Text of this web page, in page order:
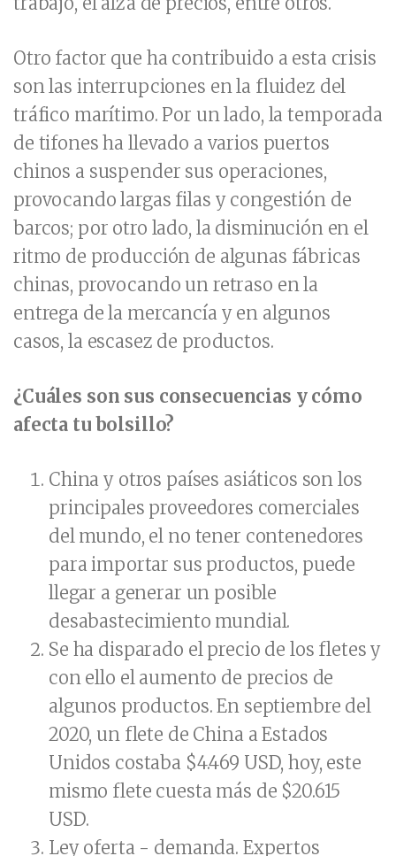
Otro factor que ha contribuido a esta crisis
son las interrupciones en la fluidez del
tráfico marítimo. Por un lado, la temporada
de tifones ha llevado a varios puertos
chinos a suspender sus operaciones,
provocando largas filas y congestión de
barcos; por otro lado, la disminución en el
ritmo de producción de algunas fábricas
chinas, provocando un retraso en la
entrega de la mercancía y en algunos
casos, la escasez de productos.
¿Cuáles son sus consecuencias y cómo
afecta tu bolsillo?
China y otros países asiáticos son los
principales proveedores comerciales
del mundo, el no tener contenedores
para importar sus productos, puede
llegar a generar un posible
desabastecimiento mundial.
Se ha disparado el precio de los fletes y
con ello el aumento de precios de
algunos productos. En septiembre del
2020, un flete de China a Estados
Unidos costaba $4.469 USD, hoy, este
mismo flete cuesta más de $20.615
USD.
Ley oferta - demanda. Expertos